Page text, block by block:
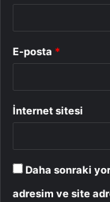
E-posta *
İnternet sitesi
Daha sonraki
adresim ve site